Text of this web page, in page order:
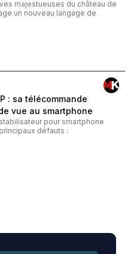
majestueuses du château de
un nouveau langage de
: sa télécommande
vue au smartphone
pour smartphone
défauts :